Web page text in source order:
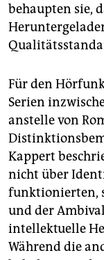
behaupten sie,
Für den
Serien
anstelle von
Kappert
nicht über
funktionierten,
und der
intellektuelle
Während die